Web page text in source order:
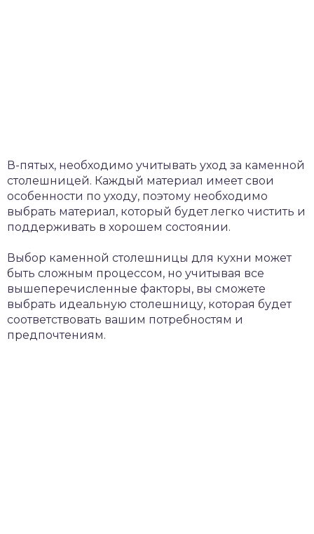
В-пятых, необходимо учитывать уход за каменной
столешницей. Каждый материал имеет свои
особенности по уходу, поэтому необходимо
выбрать материал, который будет легко чистить и
поддерживать в хорошем состоянии.
Выбор каменной столешницы для кухни может
быть сложным процессом, но учитывая все
вышеперечисленные факторы, вы сможете
выбрать идеальную столешницу, которая будет
соответствовать вашим потребностям и
предпочтениям.